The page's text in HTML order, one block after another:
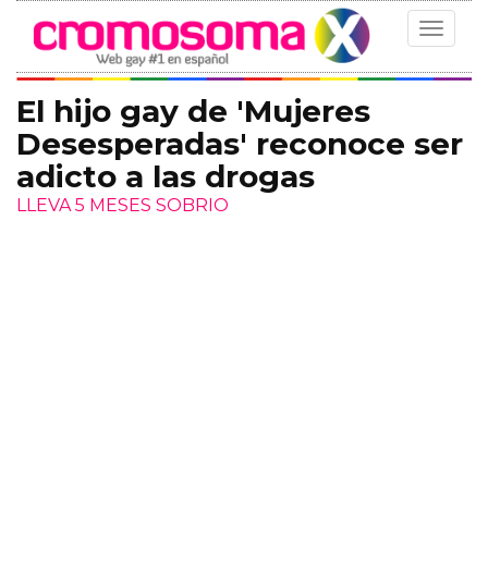
Toggle
El hijo gay de 'Mujeres
Desesperadas' reconoce ser
adicto a las drogas
LLEVA 5 MESES SOBRIO